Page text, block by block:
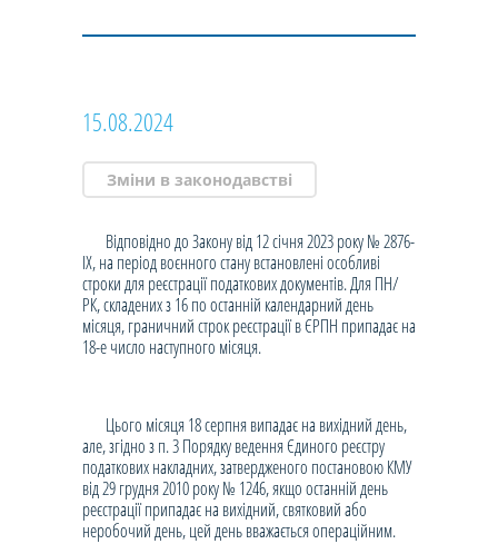
15.08.2024
Зміни в законодавстві
Відповідно до Закону від 12 січня 2023 року № 2876-
IX, на період воєнного стану встановлені особливі
строки для реєстрації податкових документів. Для ПН/
РК, складених з 16 по останній календарний день
місяця, граничний строк реєстрації в ЄРПН припадає на
18-е число наступного місяця.
Цього місяця 18 серпня випадає на вихідний день,
але, згідно з п. 3 Порядку ведення Єдиного реєстру
податкових накладних, затвердженого постановою КМУ
від 29 грудня 2010 року № 1246, якщо останній день
реєстрації припадає на вихідний, святковий або
неробочий день, цей день вважається операційним.